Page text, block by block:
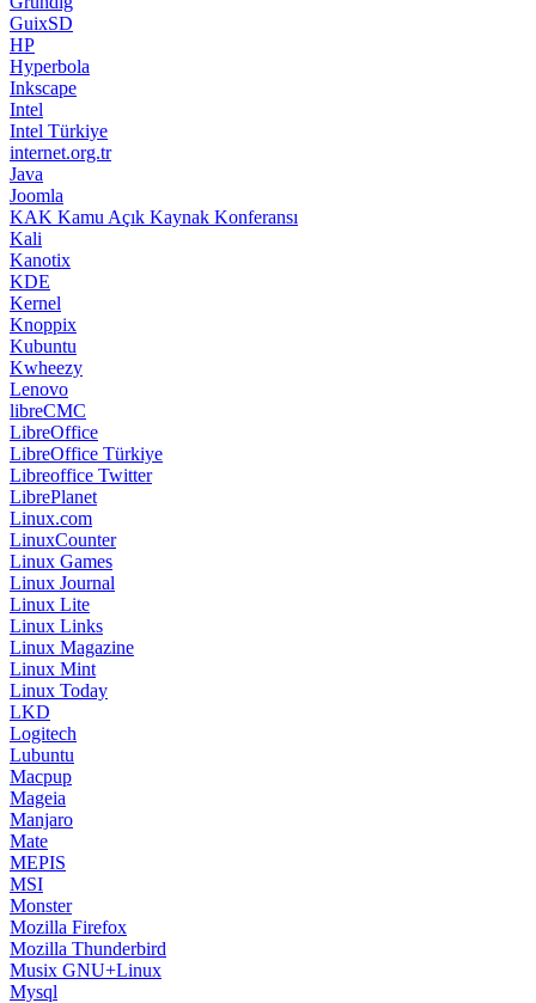
GuixSD
HP
Hyperbola
Inkscape
Intel
Intel Türkiye
internet.org.tr
Java
Joomla
KAK Kamu Açık Kaynak Konferansı
Kali
Kanotix
KDE
Kernel
Knoppix
Kubuntu
Kwheezy
Lenovo
libreCMC
LibreOffice
LibreOffice Türkiye
Libreoffice Twitter
LibrePlanet
Linux.com
LinuxCounter
Linux Games
Linux Journal
Linux Lite
Linux Links
Linux Magazine
Linux Mint
Linux Today
LKD
Logitech
Lubuntu
Macpup
Mageia
Manjaro
Mate
MEPIS
MSI
Monster
Mozilla Firefox
Mozilla Thunderbird
Musix GNU+Linux
Mysql